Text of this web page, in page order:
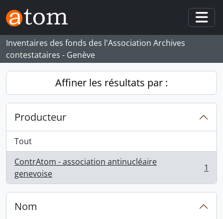
Skip to main content
Inventaires des fonds des l'Association Archives
contestataires - Genève
Affiner les résultats par :
Producteur
Tout
ContrAtom - association antinucléaire
genevoise
, 1 résultats 1
Nom